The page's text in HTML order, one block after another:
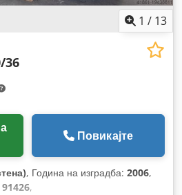
1 / 13
36
Повикајте
, Година на изградба: 2006,
91426,